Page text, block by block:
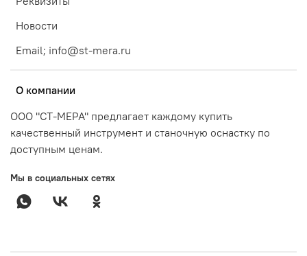
Новости
Email; info@st-mera.ru
О компании
ООО "СТ-МЕРА" предлагает каждому купить
качественный инструмент и станочную оснастку по
доступным ценам.
Мы в социальных сетях